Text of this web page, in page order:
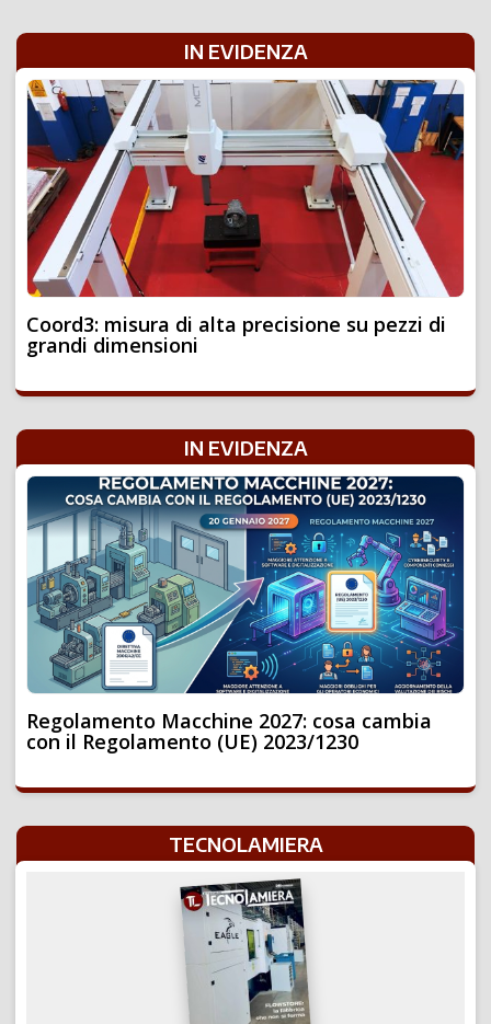
IN EVIDENZA
Coord3: misura di alta precisione su pezzi di
grandi dimensioni
IN EVIDENZA
Regolamento Macchine 2027: cosa cambia
con il Regolamento (UE) 2023/1230
TECNOLAMIERA